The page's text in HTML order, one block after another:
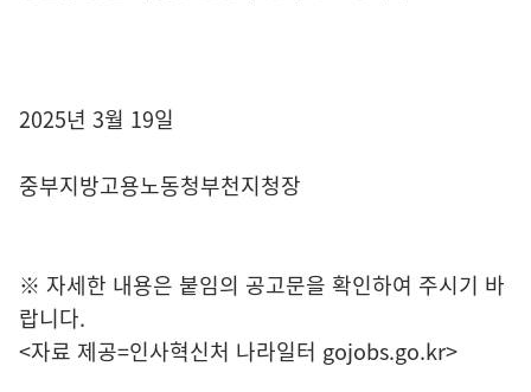
2025년 3월 19일
중부지방고용노동청부천지청장
※ 자세한 내용은 붙임의 공고문을 확인하여 주시기 바
랍니다.
<자료 제공=인사혁신처 나라일터 gojobs.go.kr>